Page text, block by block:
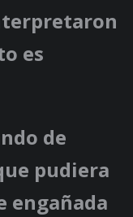
es
de
pudiera
engañada